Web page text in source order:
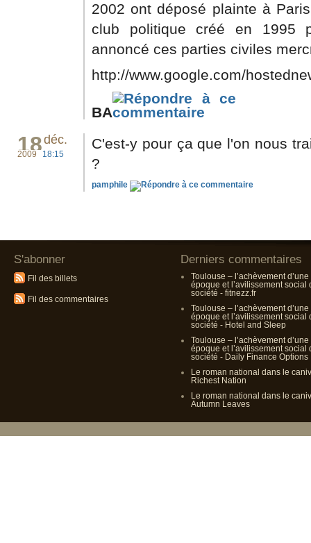
2002 ont déposé plainte à
club politique créé en 1995
annoncé ces parties civiles
http://www.google.com/
BA
18déc.
2009 18:15
C'est-y pour ça que l'on nous
?
pamphile
S'abonner
Fil des billets
Fil des commentaires
Derniers commentaires
Toulouse – l’achèvement d’une
époque et l’avilissement social
société - fitnezz.fr
Toulouse – l’achèvement d’une
époque et l’avilissement social
société - Hotel and Sleep
Toulouse – l’achèvement d’une
époque et l’avilissement social
société - Daily Finance Options
Le roman national dans le
Richest Nation
Le roman national dans le
Autumn Leaves